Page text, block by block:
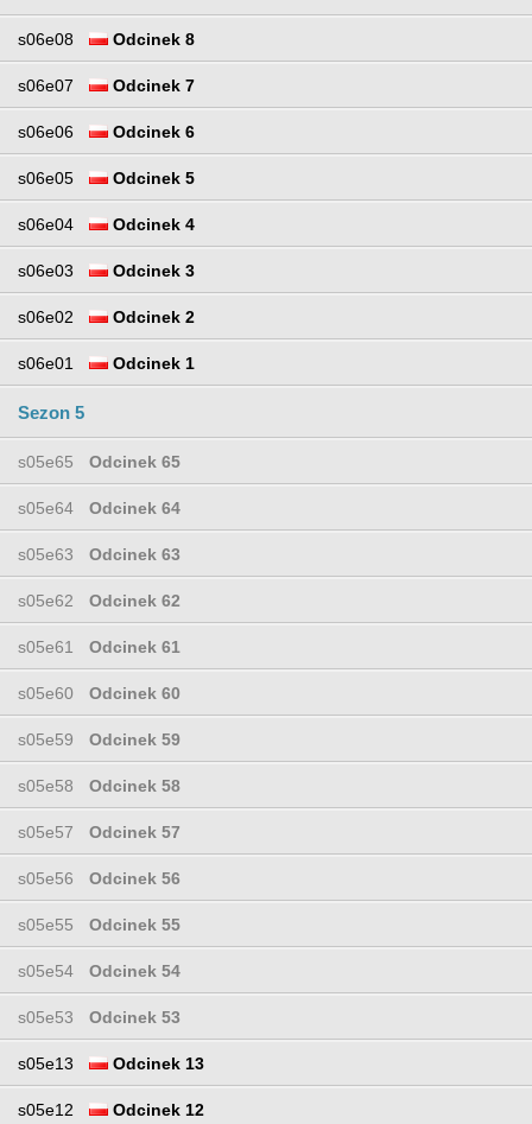
s06e08 Odcinek 8
s06e07 Odcinek 7
s06e06 Odcinek 6
s06e05 Odcinek 5
s06e04 Odcinek 4
s06e03 Odcinek 3
s06e02 Odcinek 2
s06e01 Odcinek 1
Sezon 5
s05e65 Odcinek 65
s05e64 Odcinek 64
s05e63 Odcinek 63
s05e62 Odcinek 62
s05e61 Odcinek 61
s05e60 Odcinek 60
s05e59 Odcinek 59
s05e58 Odcinek 58
s05e57 Odcinek 57
s05e56 Odcinek 56
s05e55 Odcinek 55
s05e54 Odcinek 54
s05e53 Odcinek 53
s05e13 Odcinek 13
s05e12 Odcinek 12